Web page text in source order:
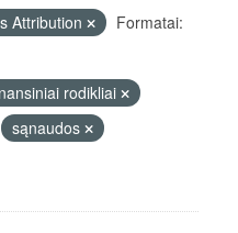
Attribution
Formatai:
rodikliai
sąnaudos